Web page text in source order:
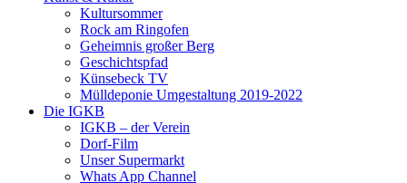
Kultursommer
Rock am Ringofen
Geheimnis großer Berg
Geschichtspfad
Künsebeck TV
Mülldeponie Umgestaltung 2019-2022
Die IGKB
IGKB – der Verein
Dorf-Film
Unser Supermarkt
Whats App Channel